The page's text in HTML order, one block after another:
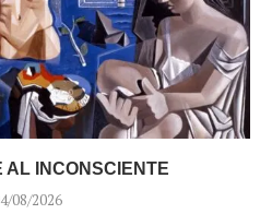
AL INCONSCIENTE
08/2026